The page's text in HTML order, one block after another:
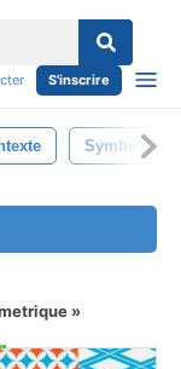
S'inscrire
Symbole